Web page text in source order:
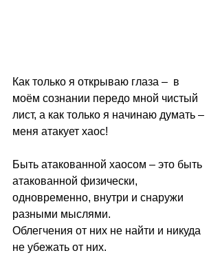
Как только я открываю глаза ‒  в
моём сознании передо мной чистый
лист, а как только я начинаю думать ‒
меня атакует хаос!
Быть атакованной хаосом ‒ это быть
атакованной физически,
одновременно, внутри и снаружи
разными мыслями.
Облегчения от них не найти и никуда
не убежать от них.